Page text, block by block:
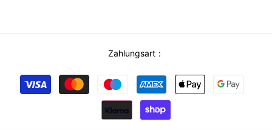
Zahlungsart：
Zahlungsmethoden